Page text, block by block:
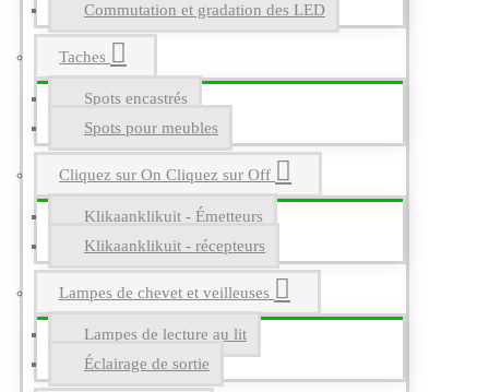
Commutation et gradation des LED
Taches
Spots encastrés
Spots pour meubles
Cliquez sur On Cliquez sur Off
Klikaanklikuit - Émetteurs
Klikaanklikuit - récepteurs
Lampes de chevet et veilleuses
Lampes de lecture au lit
Éclairage de sortie